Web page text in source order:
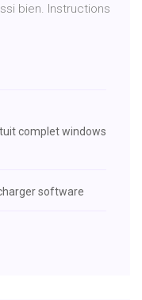
bien. Instructions
complet windows
software